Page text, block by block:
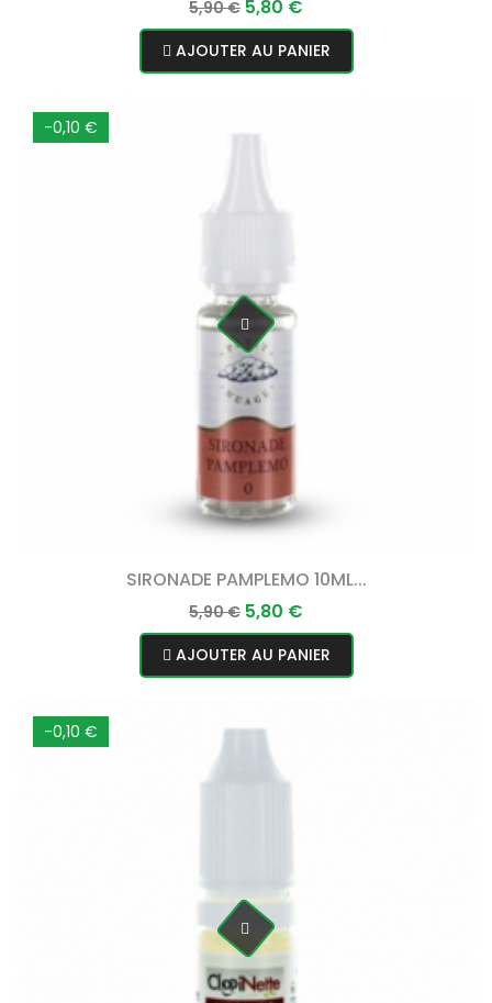
Prix
normal
5,90 € Prix
5,80 €
AJOUTER AU PANIER
-0,10 €
SIRONADE PAMPLEMO 10ML...
Prix
normal
5,90 € Prix
5,80 €
AJOUTER AU PANIER
-0,10 €